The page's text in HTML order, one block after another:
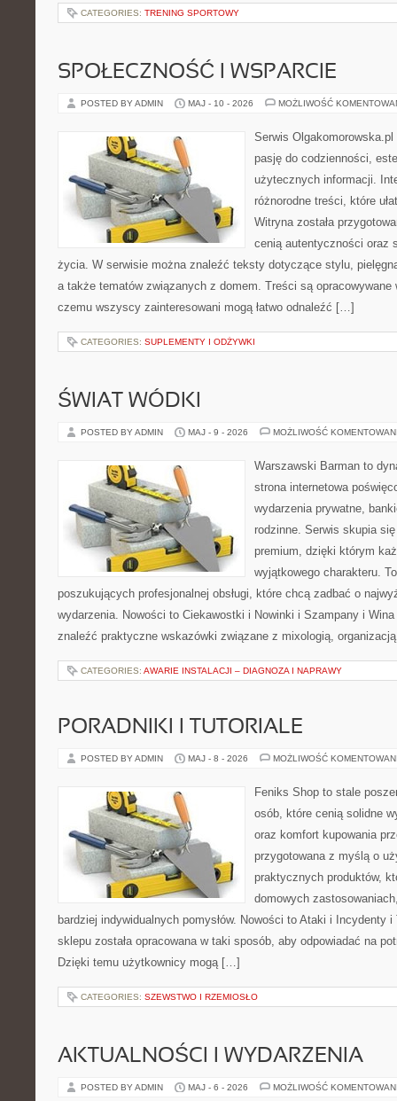
CATEGORIES: TRENING SPORTOWY
SPOŁECZNOŚĆ I WSPARCIE
POSTED BY ADMIN MAJ - 10 - 2026 MOŻLIWOŚĆ
Serwis
pasję do codzienności,
użytecznych informacji.
różnorodne treści, które
Witryna została
cenią autentyczności oraz
życia. W serwisie można znaleźć teksty dotyczące stylu,
a także tematów związanych z domem. Treści są
czemu wszyscy zainteresowani mogą łatwo odnaleźć […]
CATEGORIES: SUPLEMENTY I ODŻYWKI
ŚWIAT WÓDKI
POSTED BY ADMIN MAJ - 9 - 2026 MOŻLIWOŚĆ
Warszawski Barman to
strona internetowa
wydarzenia prywatne,
rodzinne. Serwis skupia
premium, dzięki którym
wyjątkowego charakteru.
poszukujących profesjonalnej obsługi, które chcą zadbać o
wydarzenia. Nowości to Ciekawostki i Nowinki i Szampany i
znaleźć praktyczne wskazówki związane z mixologią,
CATEGORIES: AWARIE INSTALACJI – DIAGNOZA I NAPRAWY
PORADNIKI I TUTORIALE
POSTED BY ADMIN MAJ - 8 - 2026 MOŻLIWOŚĆ
Feniks Shop to stale
osób, które cenią solidne
oraz komfort kupowania
przygotowana z myślą o
praktycznych produktów,
domowych
bardziej indywidualnych pomysłów. Nowości to Ataki i Incydenty
sklepu została opracowana w taki sposób, aby odpowiadać na
Dzięki temu użytkownicy mogą […]
CATEGORIES: SZEWSTWO I RZEMIOSŁO
AKTUALNOŚCI I WYDARZENIA
POSTED BY ADMIN MAJ - 6 - 2026 MOŻLIWOŚĆ